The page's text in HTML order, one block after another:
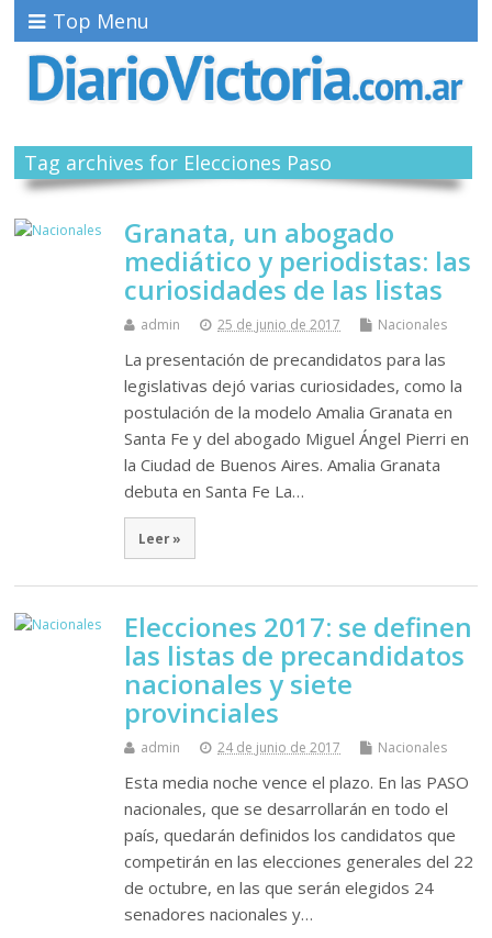
Top Menu
Tag archives for Elecciones Paso
Granata, un abogado
mediático y periodistas: las
curiosidades de las listas
admin 25 de junio de 2017 Nacionales
La presentación de precandidatos para las
legislativas dejó varias curiosidades, como la
postulación de la modelo Amalia Granata en
Santa Fe y del abogado Miguel Ángel Pierri en
la Ciudad de Buenos Aires. Amalia Granata
debuta en Santa Fe La…
Leer »
Elecciones 2017: se definen
las listas de precandidatos
nacionales y siete
provinciales
admin 24 de junio de 2017 Nacionales
Esta media noche vence el plazo. En las PASO
nacionales, que se desarrollarán en todo el
país, quedarán definidos los candidatos que
competirán en las elecciones generales del 22
de octubre, en las que serán elegidos 24
senadores nacionales y…